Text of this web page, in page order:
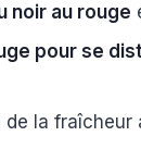
noir au rouge
pour se
de la fraîcheur